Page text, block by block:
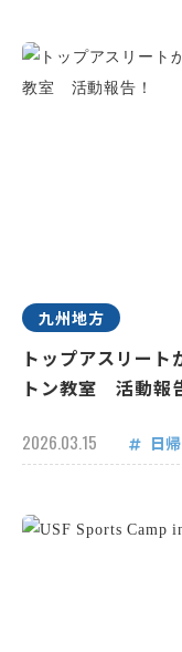
九州地方
トップアスリート
トン教室 活動報
2026.03.15 日